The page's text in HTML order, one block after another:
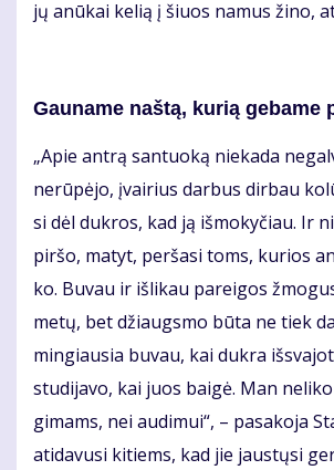
jų anū­kai ke­lią į šiuos na­mus ži­no,
Gau­na­me naš­tą, ku­rią ge­ba­me
„Apie an­trą san­tuo­ką nie­ka­da
ne­rū­pė­jo, įvai­rius dar­bus dir­bau
si dėl duk­ros, kad ją iš­mo­ky­čiau. Ir
pir­šo, ma­tyt, per­ša­si toms, ku­rios
ko. Bu­vau ir iš­li­kau pa­rei­gos
me­tų, bet džiaugs­mo bū­ta ne tiek
min­giau­sia bu­vau, kai duk­ra
stu­di­ja­vo, kai juos bai­gė. Man
gi­mams, nei au­di­mui“, – pa­sa­ko­ja
ati­da­vu­si ki­tiems, kad jie jaus­tų­si